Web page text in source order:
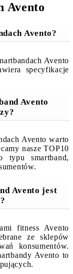
Avento
Avento?
Avento
specyfikacje
Avento
Avento warto
nasze TOP10
typu smartband,
Avento jest
fitness Avento
ze sklepów
konsumentów.
Avento to